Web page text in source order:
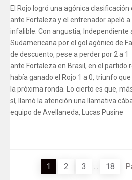
El Rojo logró una agónica
ante Fortaleza y el entrenador apeló
infalible. Con angustia, Independiente
Sudamericana por el gol agónico de
de descuento, pese a perder por 2 a 1
ante Fortaleza en Brasil, en el partido
había ganado el Rojo 1 a 0, triunfo
la próxima ronda. Lo cierto es que,
sí, llamó la atención una llamativa
equipo de Avellaneda, Lucas Pusine
1 2 3 ... 18